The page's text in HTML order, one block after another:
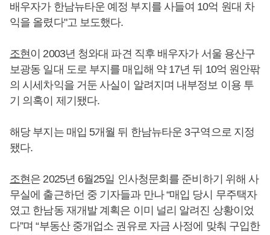
배우자가 한남뉴타운 예정 부지를 사들여 10억 원대 차
익을 올렸다"고 보도했다.
조현이 2003년 청와대 파견 직후 배우자가 서울 용산구
보광동 일대 도로 부지를 매입해 약 17년 뒤 10억 원안팎
의 시세차익을 거둔 사실이 알려지며 내부정보 이용 투
기 의혹이 제기됐다.
해당 부지는 매입 5개월 뒤 한남뉴타운 3구역으로 지정
됐다.
조현은 2025년 6월25일 인사청문회를 준비하기 위해 사
무실에 출근하던 중 기자들과 만나 “매입 당시 무주택자
였고 한남동 재개발 계획은 이미 널리 알려진 상황이었
다”며 “부동산 중개업소 권유로 자금 사정에 맞춰 구입한